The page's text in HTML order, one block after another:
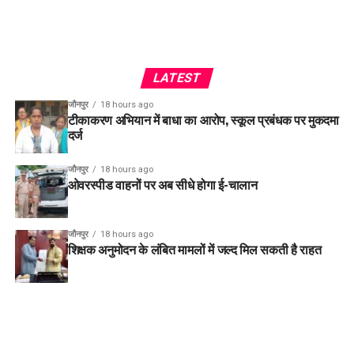
LATEST
जौनपुर 18 hours ago
टीकाकरण अभियान में बाधा का आरोप, स्कूल प्रबंधक पर मुकदमा
दर्ज
जौनपुर 18 hours ago
ओवरस्पीड वाहनों पर अब सीधे होगा ई-चालान
जौनपुर 18 hours ago
शिक्षक अनुमोदन के लंबित मामलों में जल्द मिल सकती है राहत